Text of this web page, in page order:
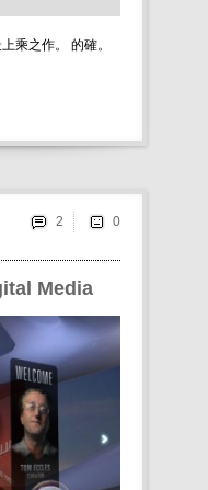
乘之作。 的確。
Media
2